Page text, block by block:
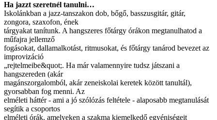
Ha jazzt szeretnél tanulni…
Iskolánkban a jazz-tanszakon dob, bőgő, basszusgitár, gitár,
zongora, szaxofon, ének
tárgyakat tanítunk. A hangszeres főtárgy órákon megtanulhatod a
műfajra jellemző
fogásokat, dallamalkotást, ritmusokat, és főtárgy tanárod bevezet az
improvizáció
„rejtelmeibe&quot;. Ha már valamennyire tudsz játszani a
hangszereden (akár
magánszorgalomból, akár zeneiskolai keretek között tanultál),
gyorsabban fog menni. Az
elméleti háttér - ami a jó szólózás feltétele - alaposabb megtanulását
segítik a csoportos
elméleti órák, amelyeken a szakma kiemelkedő egyéniségeit